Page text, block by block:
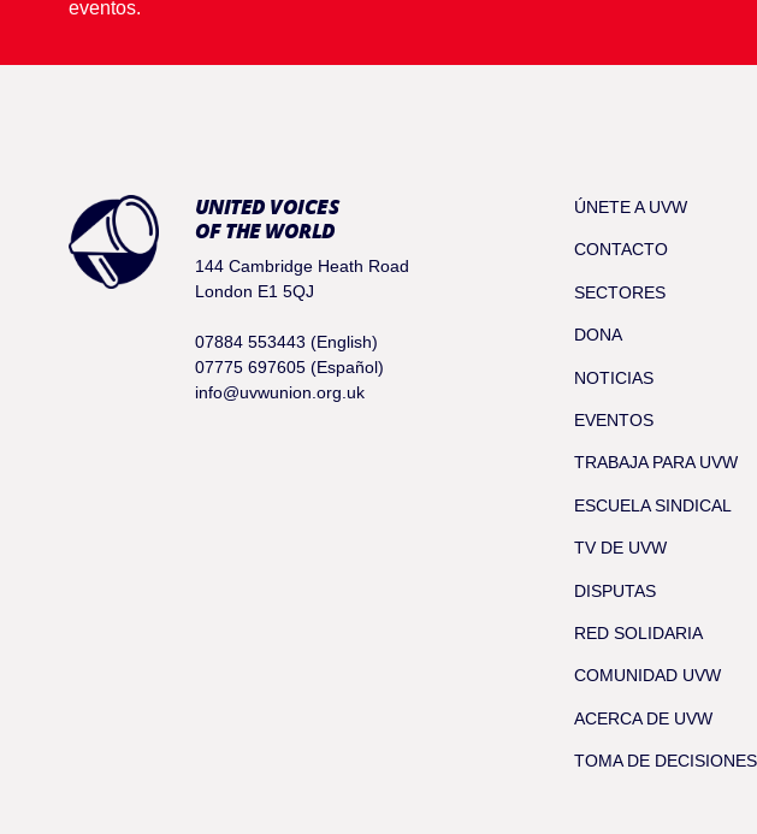
eventos.
UNITED VOICES
OF THE WORLD
144 Cambridge Heath Road
London E1 5QJ
07884 553443 (English)
07775 697605 (Español)
info@uvwunion.org.uk
ÚNETE A UVW
CONTACTO
SECTORES
DONA
NOTICIAS
EVENTOS
TRABAJA PARA UVW
ESCUELA SINDICAL
TV DE UVW
DISPUTAS
RED SOLIDARIA
COMUNIDAD UVW
ACERCA DE UVW
TOMA DE DECISIONES